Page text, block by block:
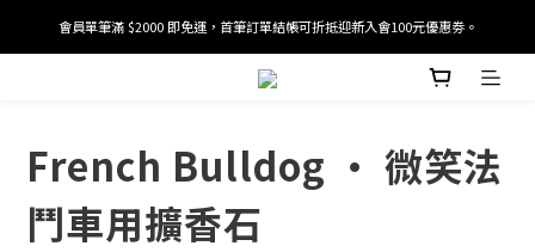
加入/驗證會員並綁定電話號碼，即可獲得百元購物金2張。
會員單筆滿 $2000 即免運，首筆訂單結帳可折抵迎新入會100元優惠劵。
加入/驗證會員並綁定電話號碼，即可獲得百元購物金2張。
French Bulldog · 微笑法
鬥車用擴香石